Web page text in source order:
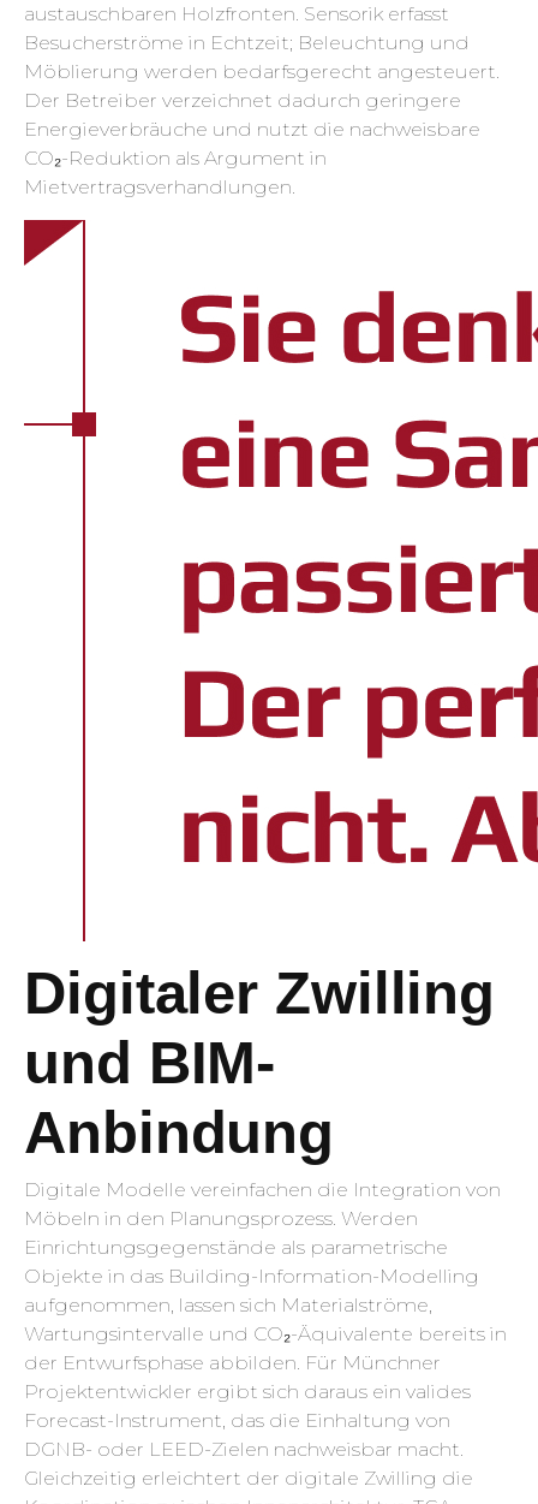
austauschbaren Holzfronten. Sensorik erfasst
Besucherströme in Echtzeit; Beleuchtung und
Möblierung werden bedarfsgerecht angesteuert.
Der Betreiber verzeichnet dadurch geringere
Energieverbräuche und nutzt die nachweisbare
CO₂-Reduktion als Argument in
Mietvertragsverhandlungen.
Digitaler Zwilling
und BIM-
Anbindung
Digitale Modelle vereinfachen die Integration von
Möbeln in den Planungsprozess. Werden
Einrichtungsgegenstände als parametrische
Objekte in das Building-Information-Modelling
aufgenommen, lassen sich Materialströme,
Wartungsintervalle und CO₂-Äquivalente bereits in
der Entwurfsphase abbilden. Für Münchner
Projektentwickler ergibt sich daraus ein valides
Forecast-Instrument, das die Einhaltung von
DGNB- oder LEED-Zielen nachweisbar macht.
Gleichzeitig erleichtert der digitale Zwilling die